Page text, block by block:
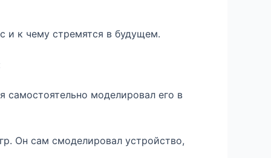
и к чему стремятся в будущем.
моделировал его в
Он сам смоделировал устройство,